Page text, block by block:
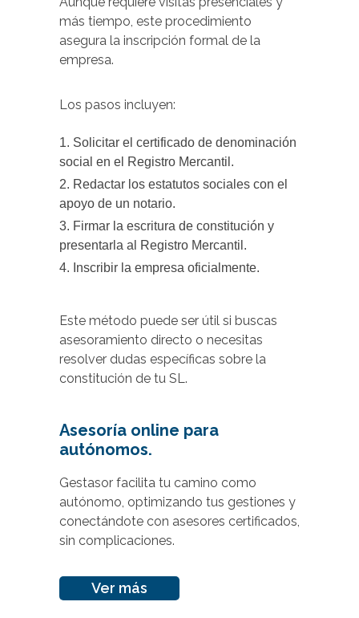
más tiempo, este procedimiento
asegura la inscripción formal de la
empresa.
Los pasos incluyen:
Solicitar el certificado de denominación
social en el Registro Mercantil.
Redactar los estatutos sociales con el
apoyo de un notario.
Firmar la escritura de constitución y
presentarla al Registro Mercantil.
Inscribir la empresa oficialmente.
Este método puede ser útil si buscas
asesoramiento directo o necesitas
resolver dudas específicas sobre la
constitución de tu SL.
Asesoría online para
autónomos.
Gestasor facilita tu camino como
autónomo, optimizando tus gestiones y
conectándote con asesores certificados,
sin complicaciones.
Ver más